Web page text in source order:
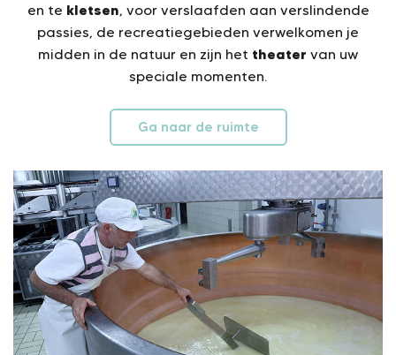
en te kletsen, voor verslaafden aan verslindende
passies, de recreatiegebieden verwelkomen je
midden in de natuur en zijn het theater van uw
speciale momenten.
Ga naar de ruimte